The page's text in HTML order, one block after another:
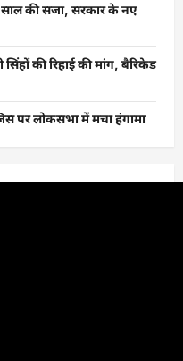
की सजा, सरकार के नए
की रिहाई की मांग, बैरिकेड
पर लोकसभा में मचा हंगामा